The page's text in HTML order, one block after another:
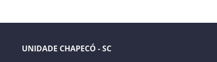
UNIDADE CHAPECÓ - SC